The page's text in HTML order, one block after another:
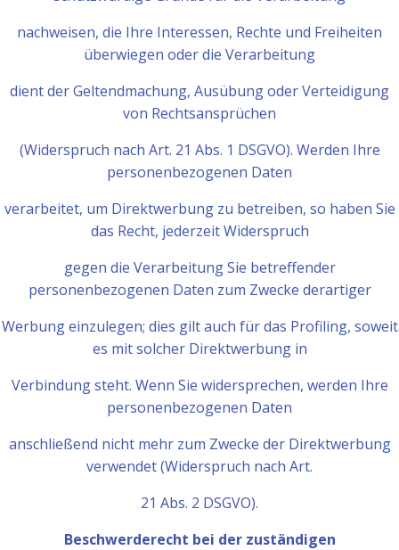
nachweisen, die Ihre Interessen, Rechte und Freiheiten
überwiegen oder die Verarbeitung
dient der Geltendmachung, Ausübung oder Verteidigung
von Rechtsansprüchen
(Widerspruch nach Art. 21 Abs. 1 DSGVO). Werden Ihre
personenbezogenen Daten
verarbeitet, um Direktwerbung zu betreiben, so haben Sie
das Recht, jederzeit Widerspruch
gegen die Verarbeitung Sie betreffender
personenbezogenen Daten zum Zwecke derartiger
Werbung einzulegen; dies gilt auch für das Profiling, soweit
es mit solcher Direktwerbung in
Verbindung steht. Wenn Sie widersprechen, werden Ihre
personenbezogenen Daten
anschließend nicht mehr zum Zwecke der Direktwerbung
verwendet (Widerspruch nach Art.
21 Abs. 2 DSGVO).
Beschwerderecht bei der zuständigen